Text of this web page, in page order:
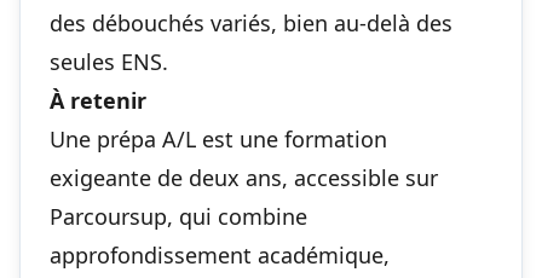
des débouchés variés, bien au-delà des
seules ENS.
À retenir
Une prépa A/L est une formation
exigeante de deux ans, accessible sur
Parcoursup, qui combine
approfondissement académique,